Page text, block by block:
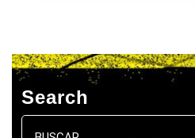
Search
Buscar: